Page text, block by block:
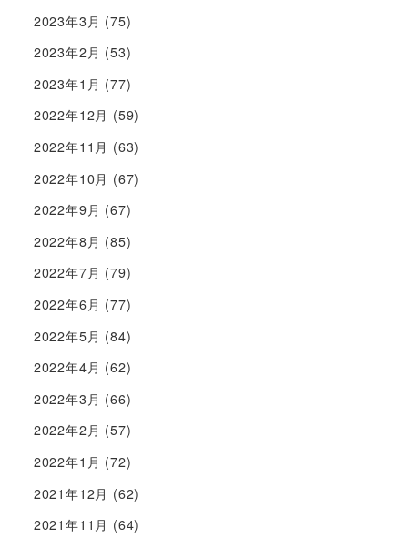
2023年3月 (75)
2023年2月 (53)
2023年1月 (77)
2022年12月 (59)
2022年11月 (63)
2022年10月 (67)
2022年9月 (67)
2022年8月 (85)
2022年7月 (79)
2022年6月 (77)
2022年5月 (84)
2022年4月 (62)
2022年3月 (66)
2022年2月 (57)
2022年1月 (72)
2021年12月 (62)
2021年11月 (64)